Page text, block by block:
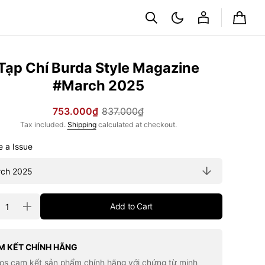
Cart
Chí Burda Style Magazine
#March 2025
Sale
price
753.000₫
Regular
price
837.000₫
Tax included. Shippingcalculated at checkout.
Choose a Issue
Increase
quantity
Chí
Style
Add to Cart
KẾT CHÍNH HÃNG
cam kết sản phẩm chính hãng với chứng từ minh